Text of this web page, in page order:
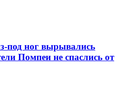
под ног вырывались
Помпеи не спаслись от